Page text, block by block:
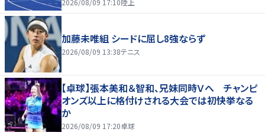
2026/08/09 17:10陸上
加藤未唯組 シードに屈し8強ならず
2026/08/09 13:38テニス
【卓球】張本美和＆智和、兄妹同時Ｖへ チャンピ
オンズ以上に格付けされる大会では初快挙なる
か
2026/08/09 17:20卓球